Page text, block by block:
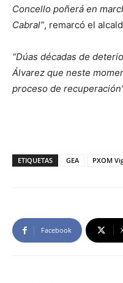
Concello poñerá en
Cabral”, remarcó el
“Dúas décadas de
Álvarez que neste
proceso de
ETIQUETAS GEA PXOM
Facebook